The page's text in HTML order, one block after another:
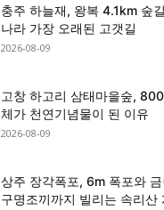
충주 하늘재, 왕복 4.1km 숲
나라 가장 오래된 고갯길
2026-08-09
고창 하고리 삼태마을숲,
체가 천연기념물이 된 이유
2026-08-09
상주 장각폭포, 6m 폭포와
구명조끼까지 빌리는 속리산